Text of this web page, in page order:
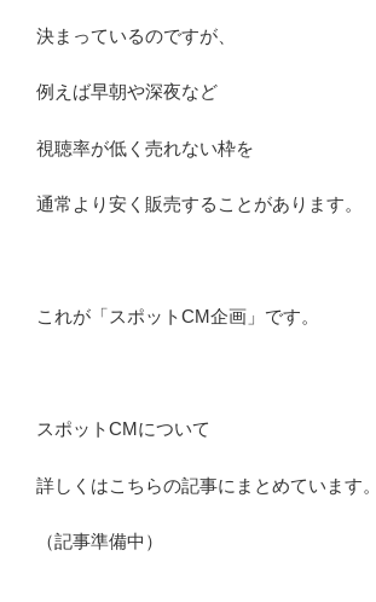
決まっているのですが、
例えば早朝や深夜など
視聴率が低く売れない枠を
通常より安く販売することがあります。
これが「スポットCM企画」です。
スポットCMについて
詳しくはこちらの記事にまとめています。
（記事準備中）